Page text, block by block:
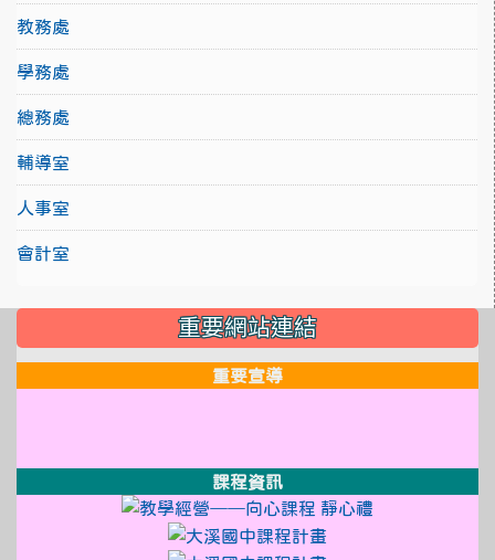
教務處
學務處
總務處
輔導室
人事室
會計室
::: 重要網站連結
重要宣導
課程資訊